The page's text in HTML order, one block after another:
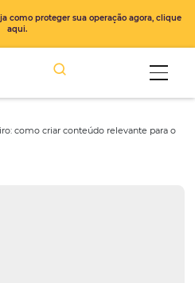
Veja como proteger sua operação